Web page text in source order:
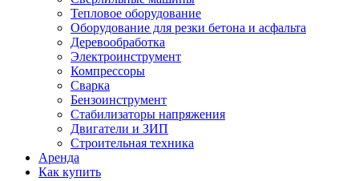
Тепловое оборудование
Оборудование для резки бетона и асфальта
Деревообработка
Электроинструмент
Компрессоры
Сварка
Бензоинструмент
Стабилизаторы напряжения
Двигатели и ЗИП
Строительная техника
Аренда
Как купить